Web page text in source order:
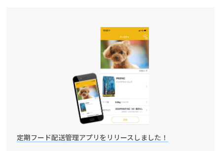
定期フード配送管理アプリをリリースしました！